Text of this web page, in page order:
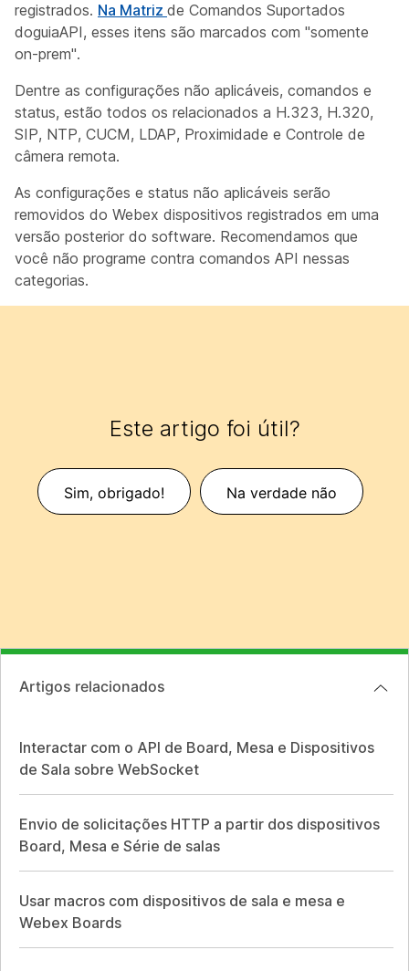
registrados. Na Matriz de Comandos Suportados
doguiaAPI, esses itens são marcados com "somente
on-prem".
Dentre as configurações não aplicáveis, comandos e
status, estão todos os relacionados a H.323, H.320,
SIP, NTP, CUCM, LDAP, Proximidade e Controle de
câmera remota.
As configurações e status não aplicáveis serão
removidos do Webex dispositivos registrados em uma
versão posterior do software. Recomendamos que
você não programe contra comandos API nessas
categorias.
Este artigo foi útil?
Sim, obrigado! Na verdade não
Artigos relacionados
Interactar com o API de Board, Mesa e Dispositivos
de Sala sobre WebSocket
Envio de solicitações HTTP a partir dos dispositivos
Board, Mesa e Série de salas
Usar macros com dispositivos de sala e mesa e
Webex Boards